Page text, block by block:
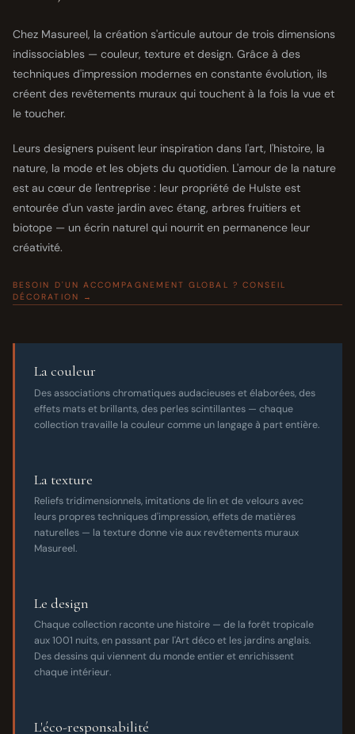
Chez Masureel, la création s'articule autour de trois dimensions
indissociables — couleur, texture et design. Grâce à des
techniques d'impression modernes en constante évolution, ils
créent des revêtements muraux qui touchent à la fois la vue et
le toucher.
Leurs designers puisent leur inspiration dans l'art, l'histoire, la
nature, la mode et les objets du quotidien. L'amour de la nature
est au cœur de l'entreprise : leur propriété de Hulste est
entourée d'un vaste jardin avec étang, arbres fruitiers et
biotope — un écrin naturel qui nourrit en permanence leur
créativité.
BESOIN D'UN ACCOMPAGNEMENT GLOBAL ? CONSEIL
DÉCORATION →
La couleur
Des associations chromatiques audacieuses et élaborées, des
effets mats et brillants, des perles scintillantes — chaque
collection travaille la couleur comme un langage à part entière.
La texture
Reliefs tridimensionnels, imitations de lin et de velours avec
leurs propres techniques d'impression, effets de matières
naturelles — la texture donne vie aux revêtements muraux
Masureel.
Le design
Chaque collection raconte une histoire — de la forêt tropicale
aux 1001 nuits, en passant par l'Art déco et les jardins anglais.
Des dessins qui viennent du monde entier et enrichissent
chaque intérieur.
L'éco-responsabilité